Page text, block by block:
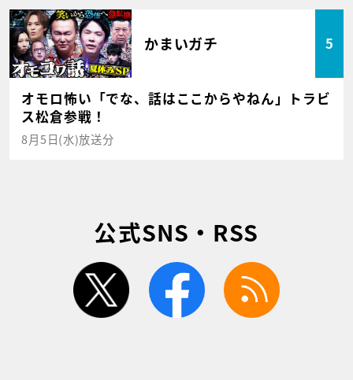
かまいガチ 5
オモロ怖い「でな、話はここからやねん」トラビ
ス松倉参戦！
8月5日(水)放送分
公式SNS・RSS
twitter facebook